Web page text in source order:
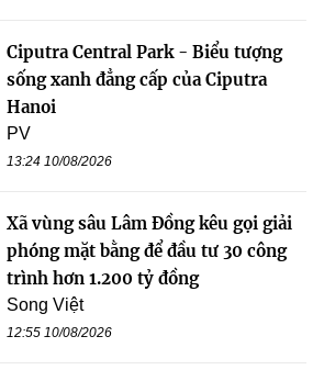
Ciputra Central Park - Biểu tượng
sống xanh đẳng cấp của Ciputra
Hanoi
PV
13:24 10/08/2026
Xã vùng sâu Lâm Đồng kêu gọi giải
phóng mặt bằng để đầu tư 30 công
trình hơn 1.200 tỷ đồng
Song Việt
12:55 10/08/2026